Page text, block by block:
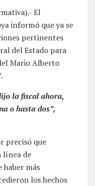
El
informó que ya se
pertinentes
del Estado para
Mario Alberto
la fiscal ahora,
o hasta dos”,
precisó que
línea de
haber más
los hechos